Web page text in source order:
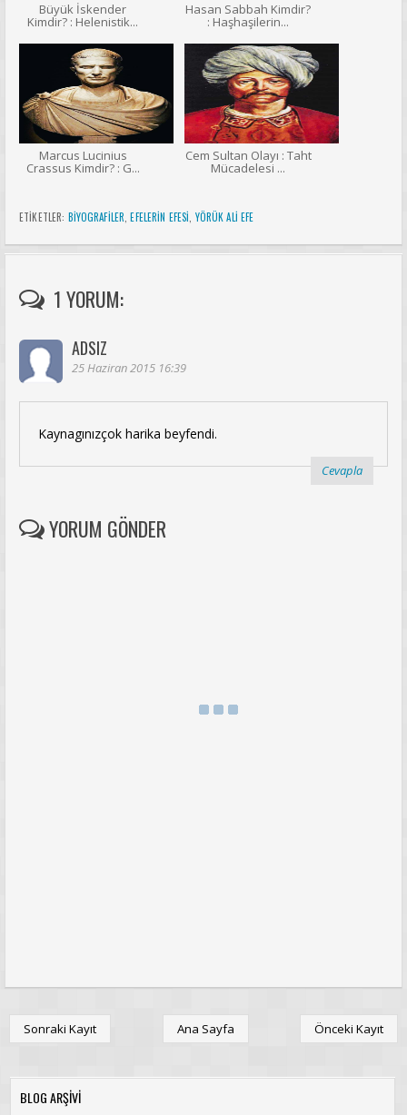
Büyük İskender
Kimdir? : Helenistik...
Hasan Sabbah Kimdir?
: Haşhaşilerin...
Marcus Lucinius
Crassus Kimdir? : G...
Cem Sultan Olayı : Taht
Mücadelesi ...
ETİKETLER: BIYOGRAFILER,EFELERIN EFESI, YÖRÜK ALI EFE
1 YORUM:
ADSIZ
25 Haziran 2015 16:39
Kaynagınızçok harika beyfendi.
Cevapla
YORUM GÖNDER
Sonraki Kayıt Önceki Kayıt
Ana Sayfa
BLOG ARŞİVİ